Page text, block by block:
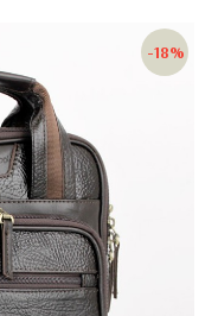
-18%